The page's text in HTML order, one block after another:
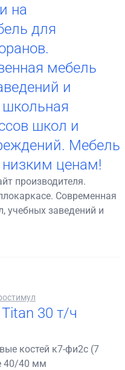
на
для
мебель
и
школ и
Мебель
низким ценам!
производителя.
Современная
учебных заведений и
30 т/ч
костей к7-фи2с (7
40/40 мм